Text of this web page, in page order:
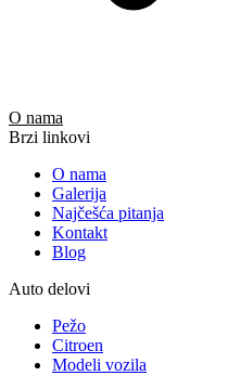
O nama
Brzi linkovi
O nama
Galerija
Najčešća pitanja
Kontakt
Blog
Auto delovi
Pežo
Citroen
Modeli vozila